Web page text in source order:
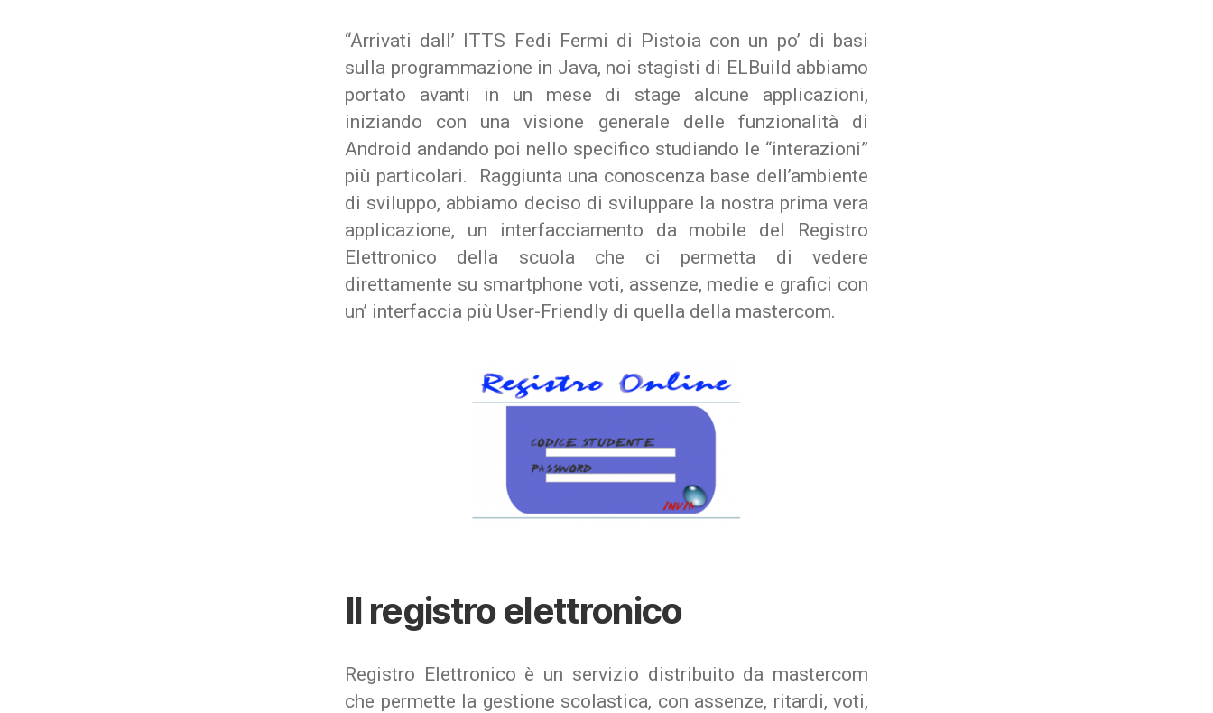
“Arrivati dall’ ITTS Fedi Fermi di Pistoia con un po’ di basi
sulla programmazione in Java, noi stagisti di ELBuild abbiamo
portato avanti in un mese di stage alcune applicazioni,
iniziando con una visione generale delle funzionalità di
Android andando poi nello specifico studiando le “interazioni”
più particolari. Raggiunta una conoscenza base dell’ambiente
di sviluppo, abbiamo deciso di sviluppare la nostra prima vera
applicazione, un interfacciamento da mobile del Registro
Elettronico della scuola che ci permetta di vedere
direttamente su smartphone voti, assenze, medie e grafici con
un’ interfaccia più User-Friendly di quella della mastercom.
Il registro elettronico
Registro Elettronico è un servizio distribuito da mastercom
che permette la gestione scolastica, con assenze, ritardi, voti,